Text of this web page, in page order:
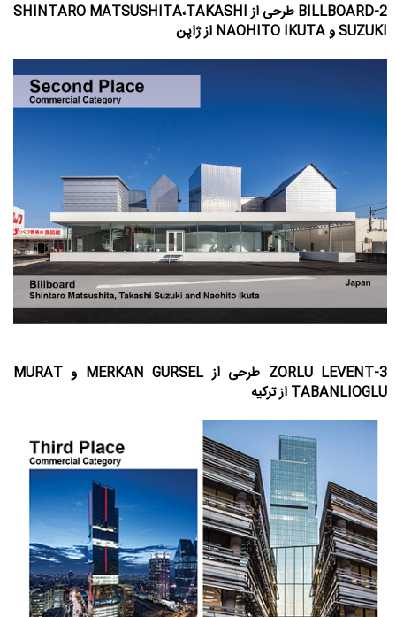
2-BILLBOARD طرحی از SHINTARO MATSUSHITA،TAKASHI
SUZUKI و NAOHITO IKUTA از ژاپن
3-ZORLU LEVENT طرحی از MERKAN GURSEL و MURAT
TABANLIOGLU از ترکیه